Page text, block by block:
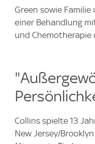
Green sowie
einer Behandlung
und Chemotherapie
Collins spielte 13
New Jersey/